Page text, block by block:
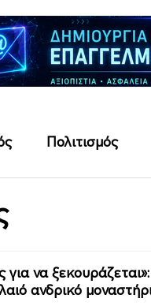
Πολιτισμός
για να
ανδρικό